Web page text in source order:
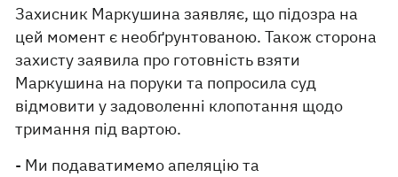
Захисник Маркушина заявляє, що підозра на
цей момент є необґрунтованою. Також сторона
захисту заявила про готовність взяти
Маркушина на поруки та попросила суд
відмовити у задоволенні клопотання щодо
тримання під вартою.
- Ми подаватимемо апеляцію та